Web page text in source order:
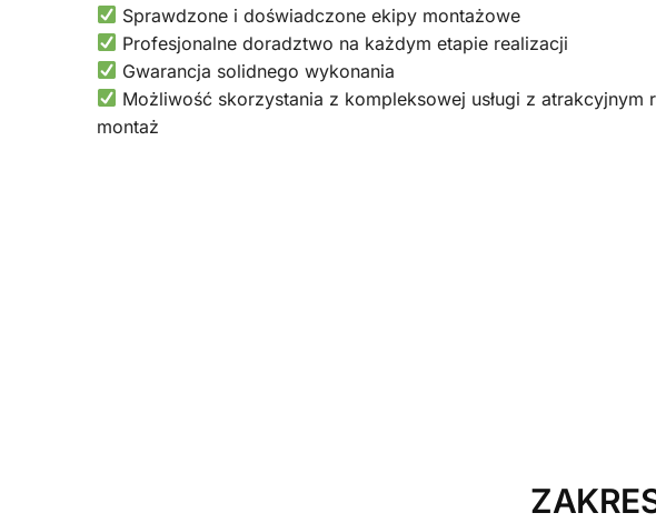
Sprawdzone i doświadczone ekipy montażowe
Profesjonalne doradztwo na każdym etapie realizacji
Gwarancja solidnego wykonania
Możliwość skorzystania z kompleksowej usługi z atrakcyjnym
montaż